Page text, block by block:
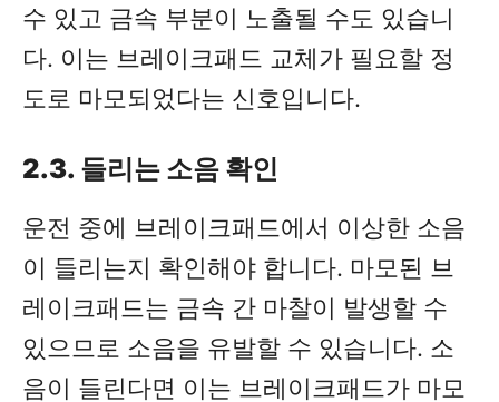
수 있고 금속 부분이 노출될 수도 있습니
다. 이는 브레이크패드 교체가 필요할 정
도로 마모되었다는 신호입니다.
2.3. 들리는 소음 확인
운전 중에 브레이크패드에서 이상한 소음
이 들리는지 확인해야 합니다. 마모된 브
레이크패드는 금속 간 마찰이 발생할 수
있으므로 소음을 유발할 수 있습니다. 소
음이 들린다면 이는 브레이크패드가 마모